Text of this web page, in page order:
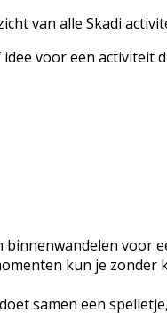
van alle Skadi
voor een activiteit
binnenwandelen voor
kun je zonder
samen een